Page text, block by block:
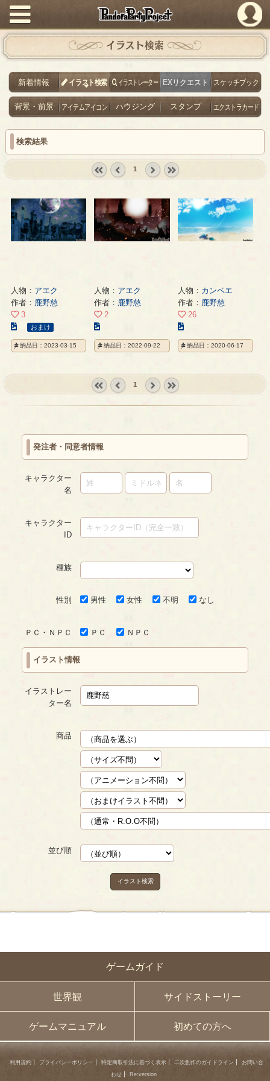
PandoraPartyProject
ゲームガイド
世界観 サイドストーリー
ゲームマニュアル 初めての方へ
イラスト検索
新着情報 イラスト検索 イラストレーター EXリクエスト スケッチブック
背景・前景 アイテムアイコン ハウジング スタンプ エクストラカード
検索結果
1
人物： アエク
作者： 鹿野慈
3
こ
の
イ
ジ
おまけ
納品日：2023-03-15
人物： アエク
作者： 鹿野慈
2
の
イ
ト
ジ
納品日：2022-09-22
人物： カンベエ
作者： 鹿野慈
26
の
イ
ジ
納品日：2020-06-17
1
発注者・同意者情報
キャラクター
名
キャラクター
ID
種族
性別 男性 女性 不明 なし
ＰＣ・ＮＰＣ ＰＣ ＮＰＣ
イラスト情報
イラストレー
ター名
商品
並び順
イラスト検索
利用規約 プライバシーポリシー 特定商取引法に基づく表示 二次創作のガイドライン
お問い合
わせ
Re:version